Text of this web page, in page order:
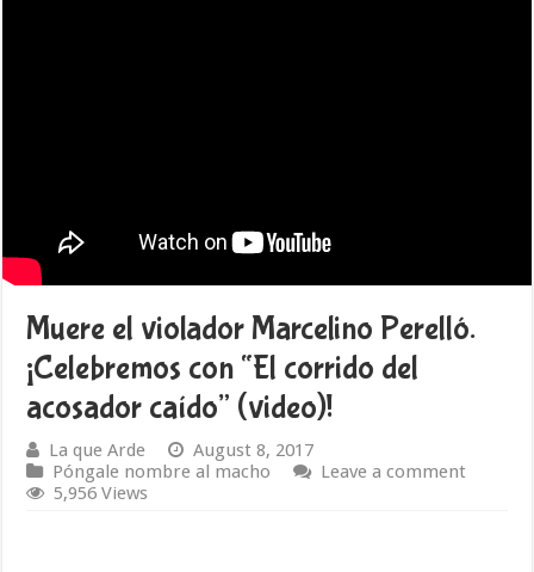
Muere el violador Marcelino Perelló.
¡Celebremos con “El corrido del
acosador caído” (video)!
La que Arde
August 8, 2017
Póngale nombre al macho
Leave a comment
5,956 Views